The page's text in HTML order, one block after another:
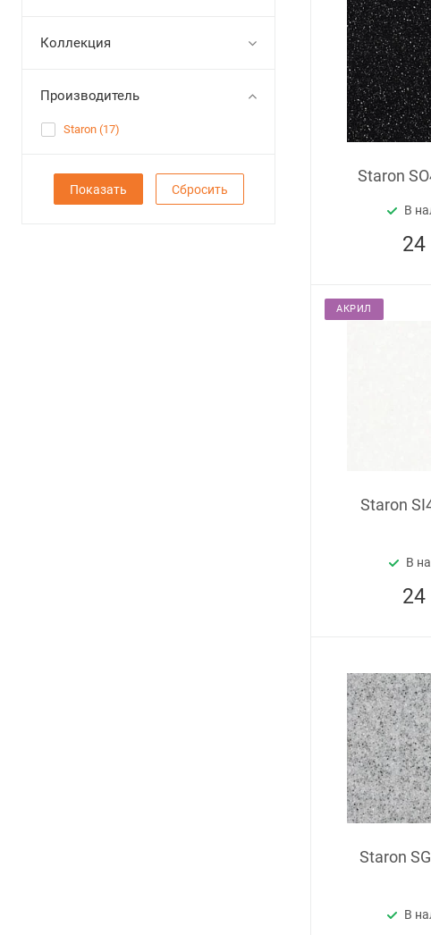
Staron
В
24
АКРИЛ
Staron
В
24
Staron
В
Коллекция
Производитель
Staron (17)
Сбросить